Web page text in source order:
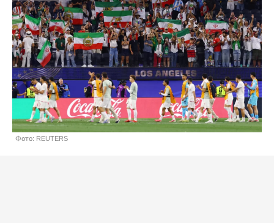
Фото: REUTERS